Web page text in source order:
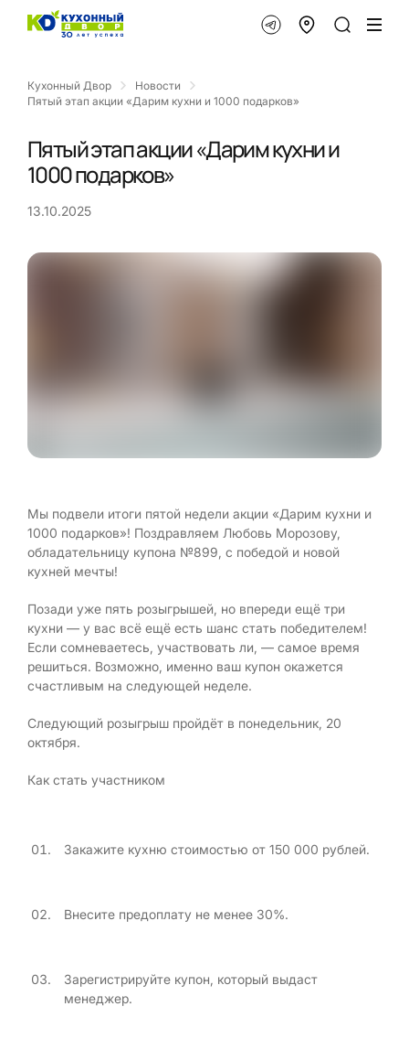
Кухонный Двор
Новости
Пятый этап акции «Дарим кухни и 1000 подарков»
Пятый этап акции «Дарим кухни и
1000 подарков»
13.10.2025
Мы подвели итоги пятой недели акции «Дарим кухни и
1000 подарков»! Поздравляем Любовь Морозову,
обладательницу купона №899, с победой и новой
кухней мечты!
Позади уже пять розыгрышей, но впереди ещё три
кухни — у вас всё ещё есть шанс стать победителем!
Если сомневаетесь, участвовать ли, — самое время
решиться. Возможно, именно ваш купон окажется
счастливым на следующей неделе.
Следующий розыгрыш пройдёт в понедельник, 20
октября.
Как стать участником
Закажите кухню стоимостью от 150 000 рублей.
Внесите предоплату не менее 30%.
Зарегистрируйте купон, который выдаст
менеджер.